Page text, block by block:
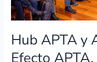
Hub APTA y
Efecto
academia,
industria
sector
público